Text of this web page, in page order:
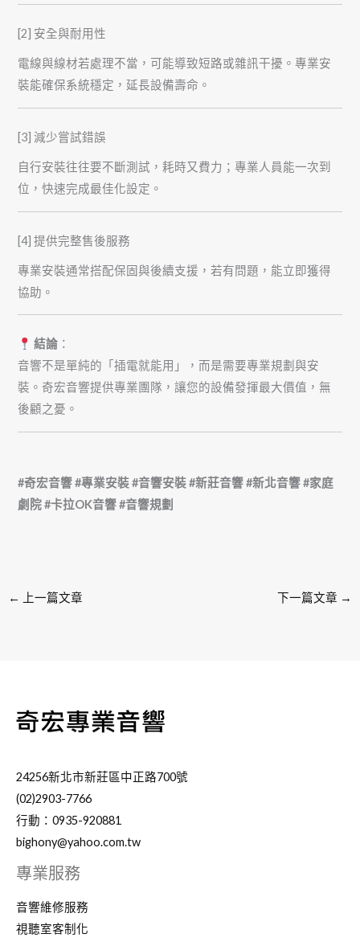
[2] 安全與耐用性
電線與線材若處理不當，可能導致短路或雜訊干擾。專業安
裝能確保系統穩定，延長設備壽命。
[3] 減少嘗試錯誤
自行安裝往往要不斷測試，耗時又費力；專業人員能一次到
位，快速完成最佳化設定。
[4] 提供完整售後服務
專業安裝通常搭配保固與後續支援，若有問題，能立即獲得
協助。
結論 ：
音響不是單純的「插電就能用」，而是需要專業規劃與安
裝。奇宏音響提供專業團隊，讓您的設備發揮最大價值，無
後顧之憂。
#奇宏音響 #專業安裝 #音響安裝 #新莊音響 #新北音響 #家庭
劇院 #卡拉OK音響 #音響規劃
← 上一篇文章 下一篇文章 →
24256新北市新莊區中正路700號
(02)2903-7766
行動：0935-920881
bighony@yahoo.com.tw
專業服務
音響維修服務
視聽室客制化